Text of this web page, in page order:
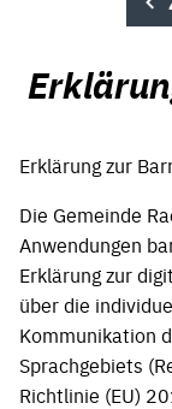
Erklärung zur
Die Gemeinde
Anwendungen
Erklärung zur
über die
Kommunikation
Sprachgebiets
Richtlinie (EU)